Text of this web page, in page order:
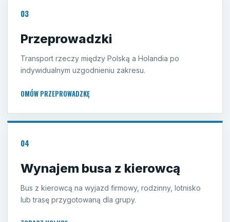
03
Przeprowadzki
Transport rzeczy między Polską a Holandia po
indywidualnym uzgodnieniu zakresu.
OMÓW PRZEPROWADZKĘ
04
Wynajem busa z kierowcą
Bus z kierowcą na wyjazd firmowy, rodzinny, lotnisko
lub trasę przygotowaną dla grupy.